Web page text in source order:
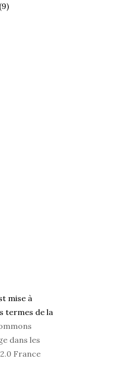
(9)
mise à
termes de la
dans les
France